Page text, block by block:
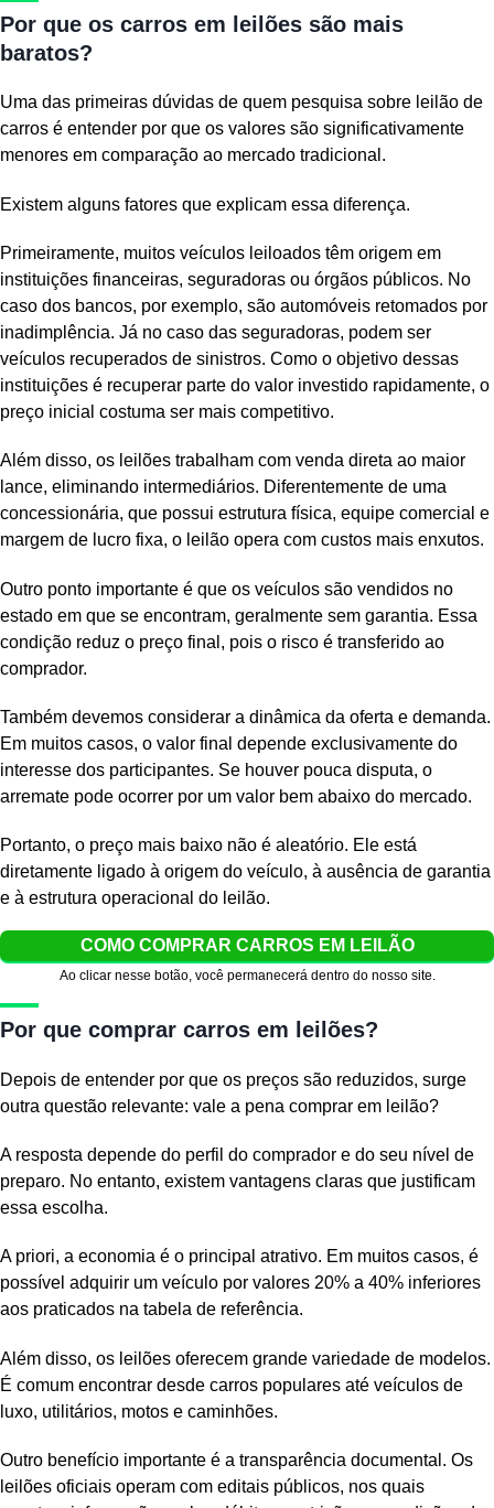
Por que os carros em leilões são mais
baratos?
Uma das primeiras dúvidas de quem pesquisa sobre leilão de
carros é entender por que os valores são significativamente
menores em comparação ao mercado tradicional.
Existem alguns fatores que explicam essa diferença.
Primeiramente, muitos veículos leiloados têm origem em
instituições financeiras, seguradoras ou órgãos públicos. No
caso dos bancos, por exemplo, são automóveis retomados por
inadimplência. Já no caso das seguradoras, podem ser
veículos recuperados de sinistros. Como o objetivo dessas
instituições é recuperar parte do valor investido rapidamente, o
preço inicial costuma ser mais competitivo.
Além disso, os leilões trabalham com venda direta ao maior
lance, eliminando intermediários. Diferentemente de uma
concessionária, que possui estrutura física, equipe comercial e
margem de lucro fixa, o leilão opera com custos mais enxutos.
Outro ponto importante é que os veículos são vendidos no
estado em que se encontram, geralmente sem garantia. Essa
condição reduz o preço final, pois o risco é transferido ao
comprador.
Também devemos considerar a dinâmica da oferta e demanda.
Em muitos casos, o valor final depende exclusivamente do
interesse dos participantes. Se houver pouca disputa, o
arremate pode ocorrer por um valor bem abaixo do mercado.
Portanto, o preço mais baixo não é aleatório. Ele está
diretamente ligado à origem do veículo, à ausência de garantia
e à estrutura operacional do leilão.
COMO COMPRAR CARROS EM LEILÃO
Ao clicar nesse botão, você permanecerá dentro do nosso site.
Por que comprar carros em leilões?
Depois de entender por que os preços são reduzidos, surge
outra questão relevante: vale a pena comprar em leilão?
A resposta depende do perfil do comprador e do seu nível de
preparo. No entanto, existem vantagens claras que justificam
essa escolha.
A priori, a economia é o principal atrativo. Em muitos casos, é
possível adquirir um veículo por valores 20% a 40% inferiores
aos praticados na tabela de referência.
Além disso, os leilões oferecem grande variedade de modelos.
É comum encontrar desde carros populares até veículos de
luxo, utilitários, motos e caminhões.
Outro benefício importante é a transparência documental. Os
leilões oficiais operam com editais públicos, nos quais